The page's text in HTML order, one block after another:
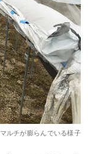
ルチが膨らんでいる様子